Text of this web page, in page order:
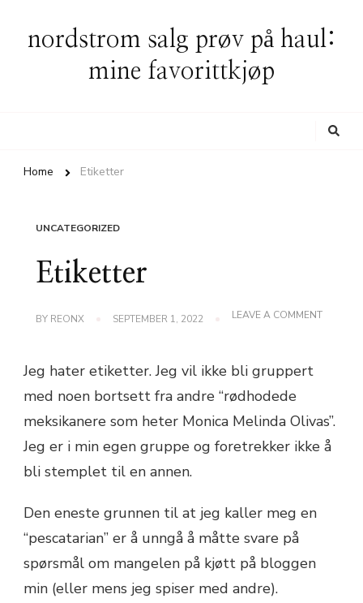
nordstrom salg prøv på haul:
mine favorittkjøp
Home Etiketter
UNCATEGORIZED
Etiketter
BY REONX SEPTEMBER 1, 2022 LEAVE A COMMENTON
Jeg hater etiketter. Jeg vil ikke bli gruppert
med noen bortsett fra andre “rødhodede
meksikanere som heter Monica Melinda Olivas”.
Jeg er i min egen gruppe og foretrekker ikke å
bli stemplet til en annen.
Den eneste grunnen til at jeg kaller meg en
“pescatarian” er å unngå å måtte svare på
spørsmål om mangelen på kjøtt på bloggen
min (eller mens jeg spiser med andre).